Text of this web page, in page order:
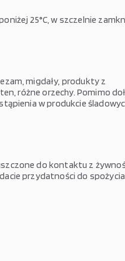
25°C, w szczelnie
migdały, produkty z
różne orzechy. Pomimo
w produkcie
do kontaktu z
przydatności do